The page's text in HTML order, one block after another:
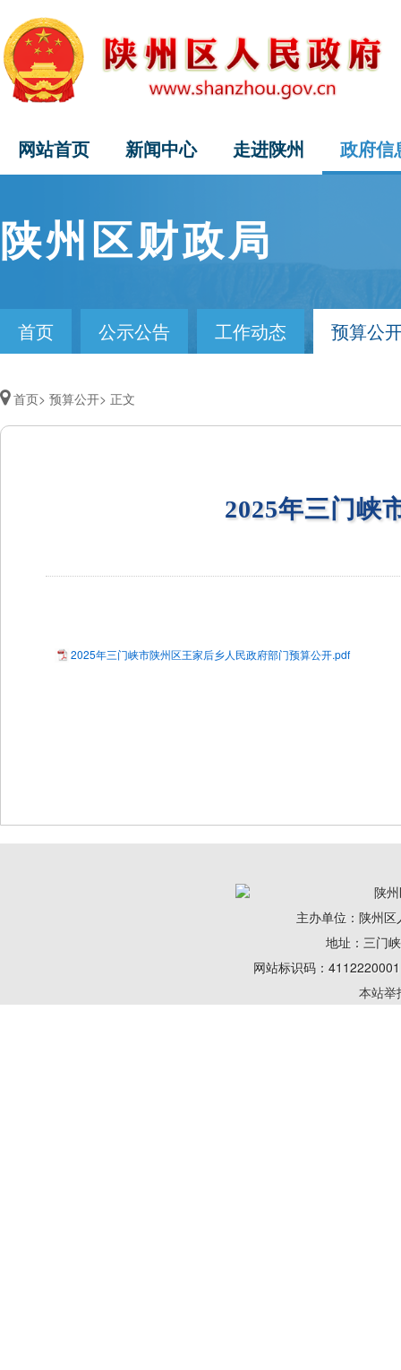
网站首页 新闻中心 走进陕州 政府信
陕州区财政局
首页 公示公告 工作动态 预算公
首页> 预算公开> 正文
2025年三门峡
2025年三门峡市陕州区王家后乡人民政府部门预算公开.pdf
陕
主办单位：陕州
地址：三门
网站标识码：
本站举